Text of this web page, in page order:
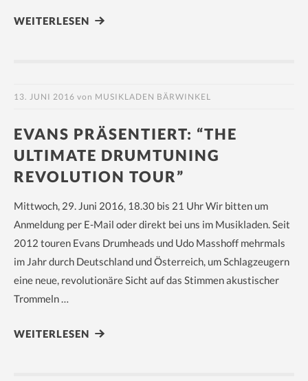
WEITERLESEN
13. JUNI 2016 von MUSIKLADEN BÄRWINKEL
EVANS PRÄSENTIERT: “THE
ULTIMATE DRUMTUNING
REVOLUTION TOUR”
Mittwoch, 29. Juni 2016, 18.30 bis 21 Uhr Wir bitten um
Anmeldung per E-Mail oder direkt bei uns im Musikladen. Seit
2012 touren Evans Drumheads und Udo Masshoff mehrmals
im Jahr durch Deutschland und Österreich, um Schlagzeugern
eine neue, revolutionäre Sicht auf das Stimmen akustischer
Trommeln …
WEITERLESEN